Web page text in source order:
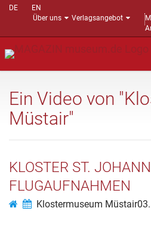
DE
EN
Über uns
Verlagsangebot
Ein Video von
Müstair"
KLOSTER ST.
FLUGAUFNAHMEN
Klostermuseum Müstair